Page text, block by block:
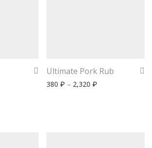
Ultimate Pork Rub
380 ₽ – 2,320 ₽